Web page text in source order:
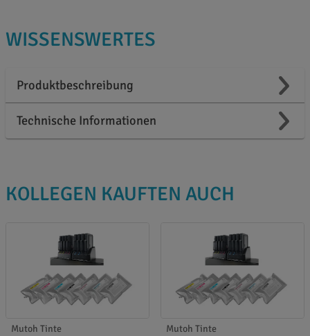
WISSENSWERTES
Produktbeschreibung
Technische Informationen
KOLLEGEN KAUFTEN AUCH
Mutoh Tinte Mutoh Tinte